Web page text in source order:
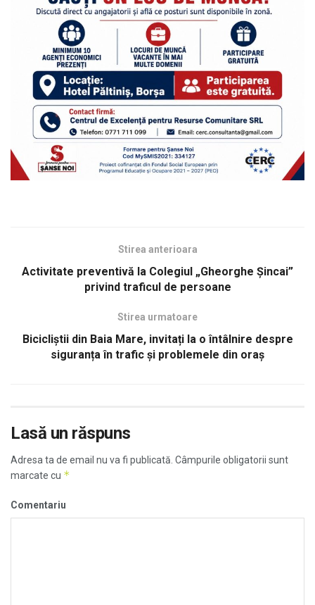
Stirea anterioara
Activitate preventivă la Colegiul „Gheorghe Șincai”
privind traficul de persoane
Stirea urmatoare
Bicicliștii din Baia Mare, invitați la o întâlnire despre
siguranța în trafic și problemele din oraș
Lasă un răspuns
Adresa ta de email nu va fi publicată. Câmpurile obligatorii sunt
marcate cu *
Comentariu